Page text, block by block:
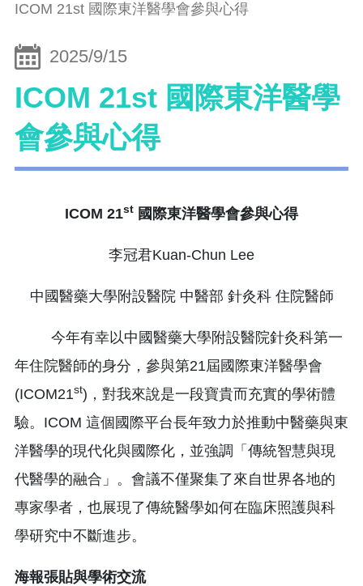
ICOM 21st 國際東洋醫學會參與心得
2025/9/15
ICOM 21st 國際東洋醫學
會參與心得
ICOM 21st 國際東洋醫學會參與心得
李冠君Kuan-Chun Lee
中國醫藥大學附設醫院 中醫部 針灸科 住院醫師
今年有幸以中國醫藥大學附設醫院針灸科第一
年住院醫師的身分，參與第21屆國際東洋醫學會
(ICOM21st)，對我來說是一段寶貴而充實的學術體
驗。ICOM 這個國際平台長年致力於推動中醫藥與東
洋醫學的現代化與國際化，並強調「傳統智慧與現
代醫學的融合」。會議不僅聚集了來自世界各地的
專家學者，也展現了傳統醫學如何在臨床照護與科
學研究中不斷進步。
海報張貼與學術交流